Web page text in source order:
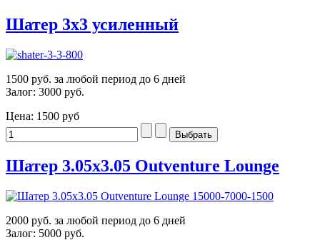
Шатер 3х3 усиленный
1500 руб. за любой период до 6 дней
Залог: 3000 руб.
Цена: 1500 руб
Шатер 3.05х3.05 Outventure Lounge
2000 руб. за любой период до 6 дней
Залог: 5000 руб.